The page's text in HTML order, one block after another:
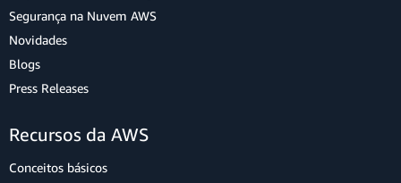
Segurança na Nuvem AWS
Novidades
Blogs
Press Releases
Recursos da AWS
Conceitos básicos